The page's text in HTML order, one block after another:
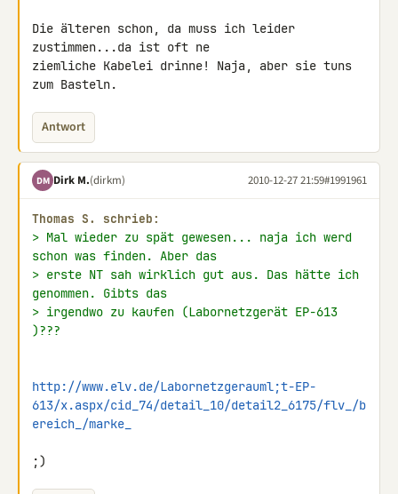
Die älteren schon, da muss ich leider
zustimmen...da ist oft ne
ziemliche Kabelei drinne! Naja, aber sie tuns
zum Basteln.
Antwort
DM Dirk M.(dirkm) 2010-12-27 21:59#1991961
Thomas S. schrieb:
> Mal wieder zu spät gewesen... naja ich werd
schon was finden. Aber das
> erste NT sah wirklich gut aus. Das hätte ich
genommen. Gibts das
> irgendwo zu kaufen (Labornetzgerät EP-613
)???
http://www.elv.de/Labornetzgerauml;t-EP-
613/x.aspx/cid_74/detail_10/detail2_6175/flv_/b
ereich_/marke_
;)